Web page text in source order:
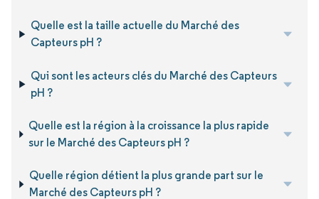
Quelle est la taille actuelle du Marché des
Capteurs pH ?
Qui sont les acteurs clés du Marché des Capteurs
pH ?
Quelle est la région à la croissance la plus rapide
sur le Marché des Capteurs pH ?
Quelle région détient la plus grande part sur le
Marché des Capteurs pH ?